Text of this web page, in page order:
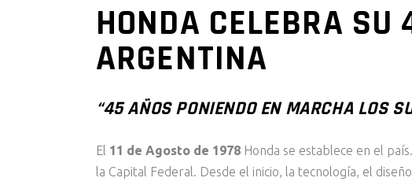
HONDA CELEBRA
ARGENTINA
“45 AÑOS PONIENDO EN MARCHA LOS
El 11 de Agosto de 1978 Honda se establece en el
la Capital Federal. Desde el inicio, la tecnología, el